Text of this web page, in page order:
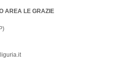
AREA LE GRAZIE